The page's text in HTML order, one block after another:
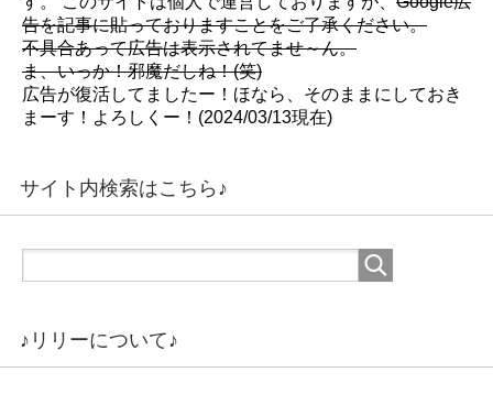
告を記事に貼っておりますことをご了承ください。
不具合あって広告は表示されてませ～ん。
ま、いっか！邪魔だしね！(笑)
広告が復活してましたー！ほなら、そのままにしておき
まーす！よろしくー！(2024/03/13現在)
サイト内検索はこちら♪
♪リリーについて♪